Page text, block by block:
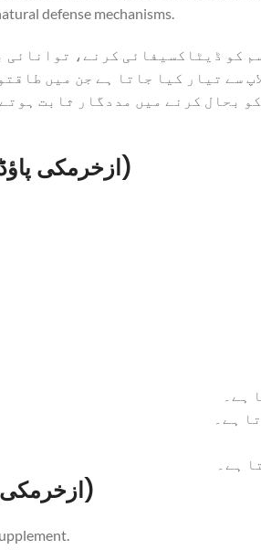
defense mechanisms.
کو ڈیٹاکسیفائی کرنے،
سے تیار کیا جاتا ہے جن میں
بحال کرنے میں مددگار ثابت
Benefits of Izkhar Makki Powder (ازخرمکی پاؤڈر)
ہے۔
ہے۔
ہے۔
Uses of Izkhar Makki Powder (ازخرمکی پاؤڈر)